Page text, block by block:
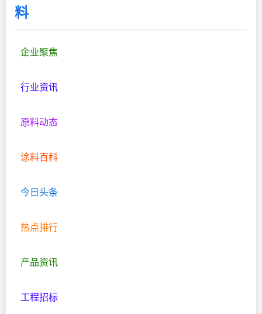
料
企业聚焦
行业资讯
原料动态
涂料百科
今日头条
热点排行
产品资讯
工程招标